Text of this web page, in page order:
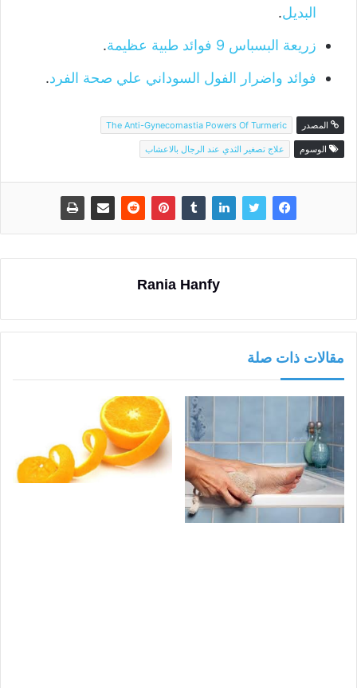
البديل.
زريعة البسباس 9 فوائد طبية عظيمة
.
فوائد واضرار الفول السوداني علي صحة الفرد.
المصدر The Anti-Gynecomastia Powers Of Turmeric
الوسوم علاج تصغير الثدي عند الرجال بالاعشاب
Rania Hanfy
مقالات ذات صلة